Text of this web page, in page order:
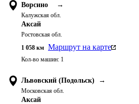
Ворсино →
Калужская обл.
Аксай
Ростовская обл.
1 058 км Маршрут на карте
Кол-во машин: 1
Львовский (Подольск) →
Московская обл.
Аксай